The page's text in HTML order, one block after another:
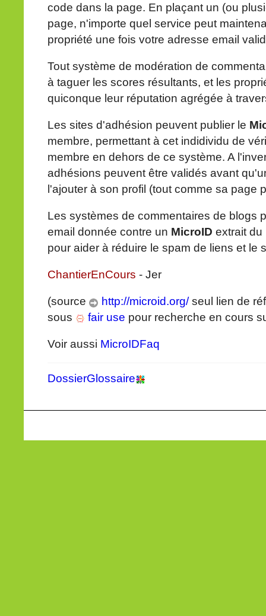
code dans la page. En plaçant un (ou
page, n'importe quel service peut
propriété une fois votre adresse email
Tout système de modération de
à taguer les scores résultants, et les
quiconque leur réputation agrégée à
Les sites d'adhésion peuvent publier le
membre, permettant à cet indidividu de
membre en dehors de ce système. A
adhésions peuvent être validés avant
l'ajouter à son profil (tout comme sa page
Les systèmes de commentaires de blogs
email donnée contre un MicroID extrait du
pour aider à réduire le spam de liens et le
ChantierEnCours - Jer
(source http://microid.org/seul lien de
sous
fair use pour recherche en cours
Voir aussi MicroIDFaq
DossierGlossaire